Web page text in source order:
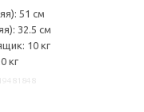
51 см
32.5 см
10 кг
кг